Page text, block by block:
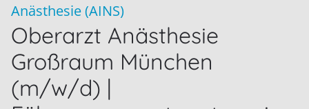
Anästhesie (AINS)
Oberarzt Anästhesie
Großraum München
(m/w/d) |